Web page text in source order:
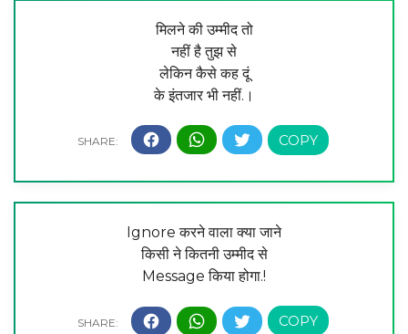
मिलने की उम्मीद तो
नहीं है तुझ से
लेकिन कैसे कह दूं
के इंतजार भी नहीं.।
Ignore करने वाला क्या जाने
किसी ने कितनी उम्मीद से
Message किया होगा.!